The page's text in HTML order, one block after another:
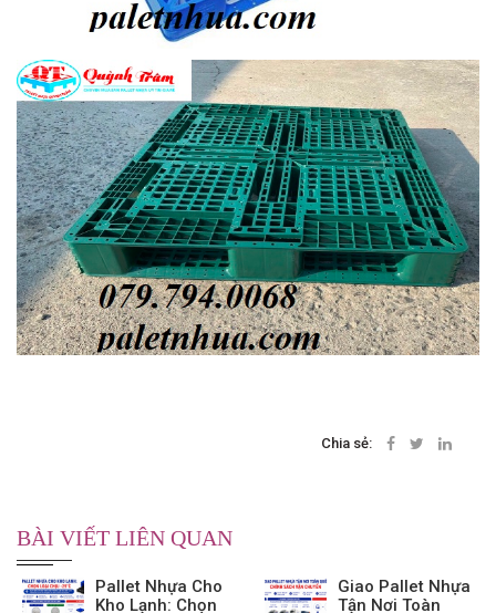
Chia sẻ:
BÀI VIẾT LIÊN QUAN
Pallet Nhựa Cho
Kho Lạnh: Chọn
Giao Pallet Nhựa
Tận Nơi Toàn